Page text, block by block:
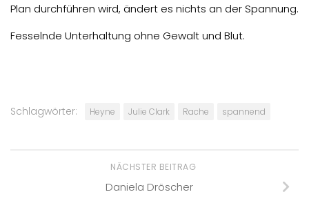
Plan durchführen wird, ändert es nichts an der Spannung.
Fesselnde Unterhaltung ohne Gewalt und Blut.
Schlagwörter: Heyne Julie Clark Rache spannend
NÄCHSTER BEITRAG
Daniela Dröscher